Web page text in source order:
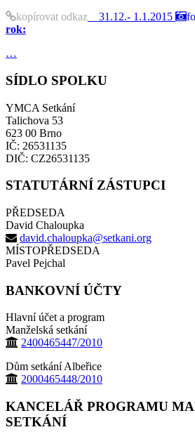
kopírovat odkaz 31.12.- 1.1.2015
rok:
…
SÍDLO SPOLKU
YMCA Setkání
Talichova 53
623 00 Brno
IČ: 26531135
DIČ: CZ26531135
STATUTÁRNÍ ZÁSTUPCI
PŘEDSEDA
David Chaloupka
david.chaloupka@setkani.org
MÍSTOPŘEDSEDA
Pavel Pejchal
BANKOVNÍ ÚČTY
Hlavní účet a program
Manželská setkání
2400465447/2010
Dům setkání Albeřice
2000465448/2010
KANCELÁŘ PROGRAMU
SETKÁNÍ